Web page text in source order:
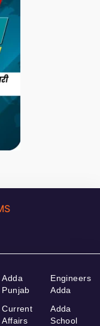
Adda
Punjab
Current
Affairs
Engineers
Adda
Adda
School